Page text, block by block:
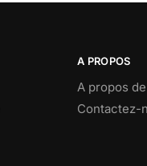
A PROPOS
A propos
Contactez-